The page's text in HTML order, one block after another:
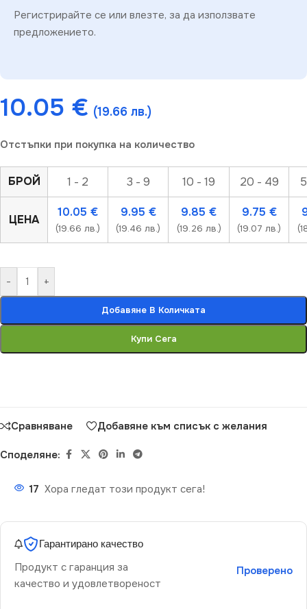
Регистрирайте се или влезте, за да използвате
предложението.
10.05 € (19.66 лв.)
Отстъпки при покупка на количество
БРОЙ 1 - 2 3 - 9 10 - 19 20 - 49
ЦЕНА
10.05 €
(19.66 лв.)
9.95 €
(19.46 лв.)
9.85 €
(19.26 лв.)
9.75 €
(19.07 лв.)
- +
Добавяне В Количката
Купи Сега
Сравняване Добавяне към списък с желания
Споделяне:
17 Хора гледат този продукт сега!
Гарантирано качество
Продукт с гаранция за
качество и удовлетвореност
Проверено